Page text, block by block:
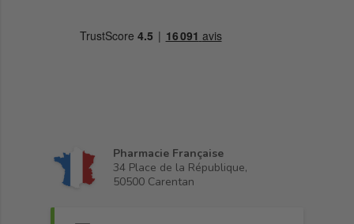
Pharmacie Française
34 Place de la République,
50500 Carentan